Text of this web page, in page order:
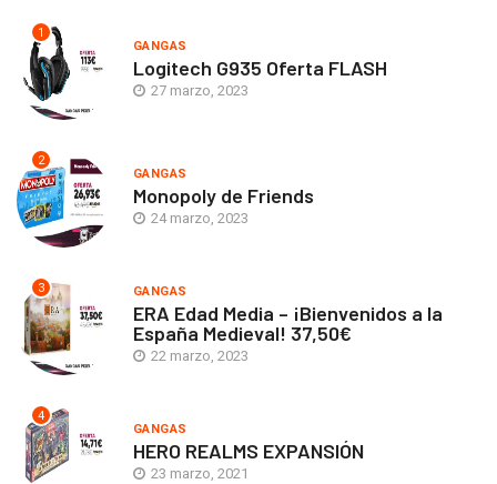
1
GANGAS
Logitech G935 Oferta FLASH
27 marzo, 2023
2
GANGAS
Monopoly de Friends
24 marzo, 2023
3 GANGAS
ERA Edad Media – ¡Bienvenidos a la
España Medieval! 37,50€
22 marzo, 2023
4
GANGAS
HERO REALMS EXPANSIÓN
23 marzo, 2021